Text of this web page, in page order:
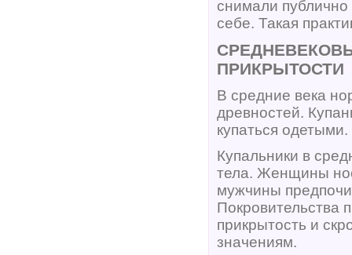
снимали публично
себе. Такая
ПРИКРЫТОСТИ
В средние века
древностей.
купаться одетыми.
Купальники в
тела. Женщины
мужчины
Покровительства
прикрытость и
значениям.